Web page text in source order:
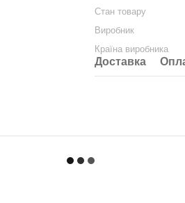
Стан товару
Виробник
Країна виробника
Доставка